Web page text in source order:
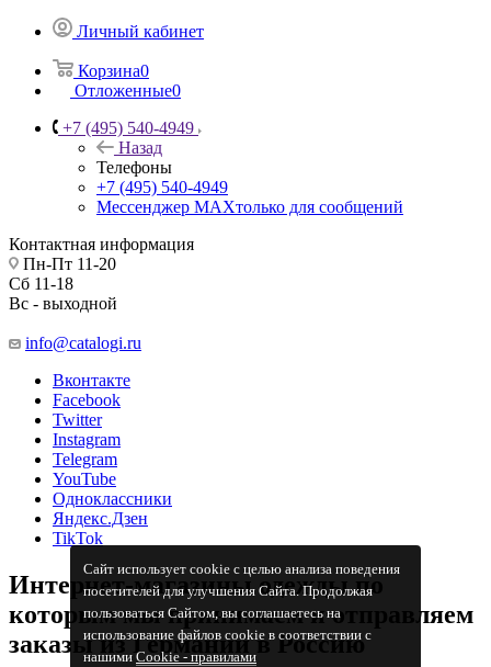
Сайт использует cookie с целью анализа поведения
посетителей для улучшения Сайта. Продолжая
пользоваться Сайтом, вы соглашаетесь на
использование файлов cookie в соответствии с
нашимиCookiе - правилами
Личный кабинет
Корзина0
Отложенные0
+7 (495) 540-4949
Назад
Телефоны
+7 (495) 540-4949
Мессенджер МАХтолько для сообщений
Контактная информация
Пн-Пт 11-20
Сб 11-18
Вс - выходной
info@catalogi.ru
Вконтакте
Facebook
Twitter
Instagram
Telegram
YouTube
Одноклассники
Яндекс.Дзен
TikTok
Интернет-магазины одежды по
которым мы принимаем и отправляем
заказы из Германии в Россию